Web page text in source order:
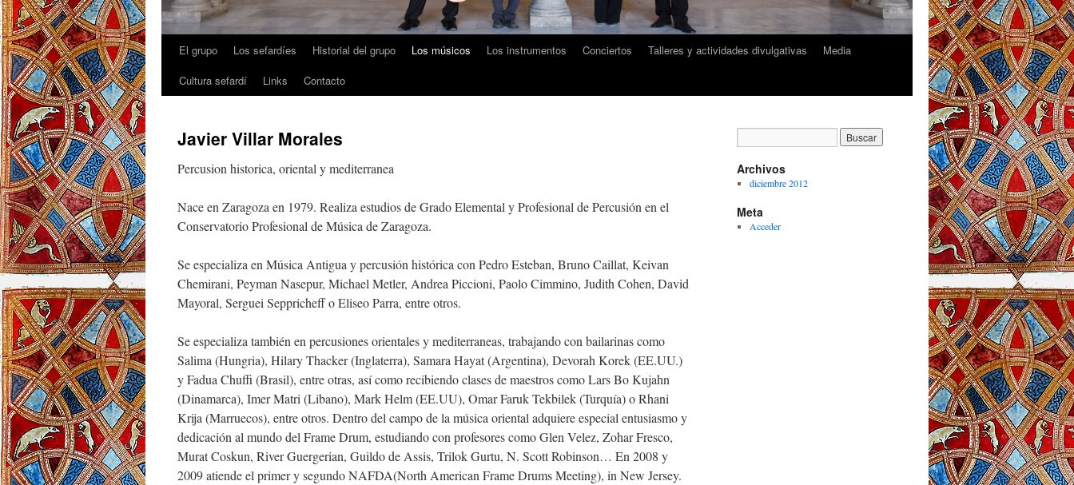
El grupo Los sefardíes Historial del grupo Los músicos Los instrumentos Conciertos Talleres y actividades divulgativas
Media
Cultura sefardí
Links Contacto
Javier Villar Morales
Percusion historica, oriental y mediterranea
Nace en Zaragoza en 1979. Realiza estudios de Grado Elemental y Profesional de Percusión en el
Conservatorio Profesional de Música de Zaragoza.
Se especializa en Música Antigua y percusión histórica con Pedro Esteban, Bruno Caillat, Keivan
Chemirani, Peyman Nasepur, Michael Metler, Andrea Piccioni, Paolo Cimmino, Judith Cohen, David
Mayoral, Serguei Seppricheff o Eliseo Parra, entre otros.
Se especializa también en percusiones orientales y mediterraneas, trabajando con bailarinas como
Salima (Hungria), Hilary Thacker (Inglaterra), Samara Hayat (Argentina), Devorah Korek (EE.UU.)
y Fadua Chuffi (Brasil), entre otras, así como recibiendo clases de maestros como Lars Bo Kujahn
(Dinamarca), Imer Matri (Libano), Mark Helm (EE.UU), Omar Faruk Tekbilek (Turquía) o Rhani
Krija (Marruecos), entre otros. Dentro del campo de la música oriental adquiere especial entusiasmo y
dedicación al mundo del Frame Drum, estudiando con profesores como Glen Velez, Zohar Fresco,
Murat Coskun, River Guergerian, Guildo de Assis, Trilok Gurtu, N. Scott Robinson… En 2008 y
2009 atiende el primer y segundo NAFDA(North American Frame Drums Meeting), in New Jersey.
Archivos
diciembre 2012
Meta
Acceder